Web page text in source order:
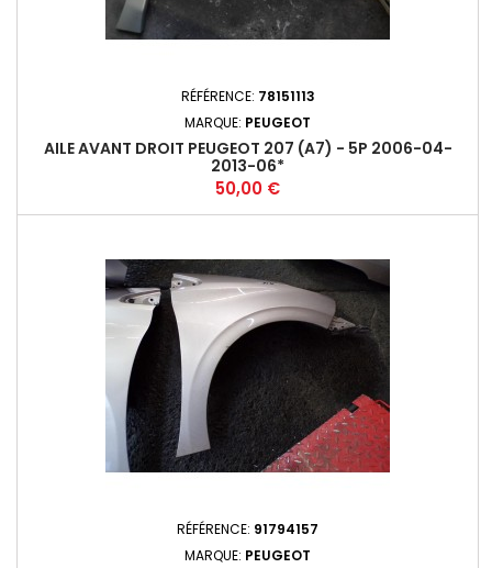
RÉFÉRENCE: 78151113
MARQUE: PEUGEOT
AILE AVANT DROIT PEUGEOT 207 (A7) - 5P 2006-04-
2013-06*
Prix
50,00 €
RÉFÉRENCE: 91794157
MARQUE: PEUGEOT